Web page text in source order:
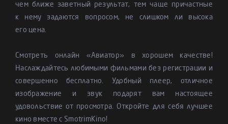
чем ближе заветный результат, тем чаще причастные
к нему задаются вопросом, не слишком ли высока
его цена.
Смотреть онлайн «Авиатор» в хорошем качестве!
Наслаждайтесь любимыми фильмами без регистрации и
совершенно бесплатно. Удобный плеер, отличное
изображение и звук подарят вам настоящее
удовольствие от просмотра. Откройте для себя лучшее
кино вместе с SmotrimKino!